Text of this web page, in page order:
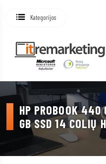
Kategorijos
HP PROBOOK
GB SSD 14 COLIŲ